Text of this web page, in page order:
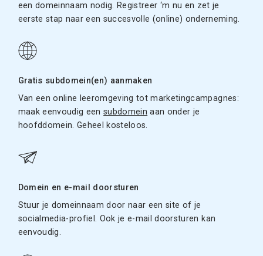
een domeinnaam nodig. Registreer ‘m nu en zet je
eerste stap naar een succesvolle (online) onderneming.
Gratis subdomein(en) aanmaken
Van een online leeromgeving tot marketingcampagnes:
maak eenvoudig eensubdomein aan onder je
hoofddomein. Geheel kosteloos.
Domein en e-mail doorsturen
Stuur je domeinnaam door naar een site of je
socialmedia-profiel. Ook je e-mail doorsturen kan
eenvoudig.